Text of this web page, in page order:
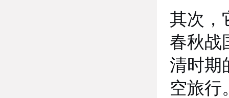
其次，
春秋战
清时期
空旅行